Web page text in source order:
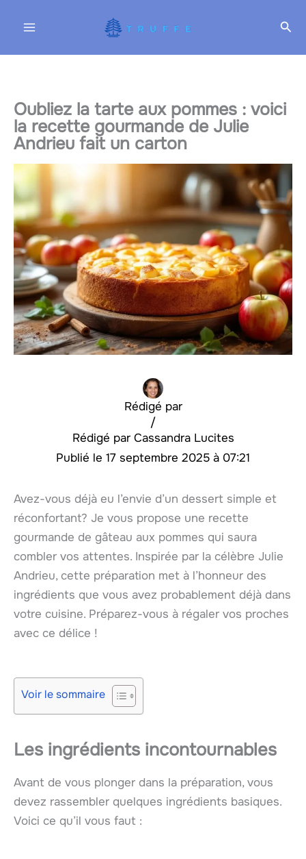
Oubliez la tarte aux pommes : voici
la recette gourmande de Julie
Andrieu fait un carton
Rédigé par
Cassandra Lucites
/
17 septembre 2025 à 07:21
Avez-vous déjà eu l’envie d’un dessert simple et
réconfortant? Je vous propose une recette
gourmande de gâteau aux pommes qui saura
combler vos attentes. Inspirée par la célèbre Julie
Andrieu, cette préparation met à l’honneur des
ingrédients que vous avez probablement déjà dans
votre cuisine. Préparez-vous à régaler vos proches
avec ce délice !
Voir le sommaire
Les ingrédients incontournables
Avant de vous plonger dans la préparation, vous
devez rassembler quelques ingrédients basiques.
Voici ce qu’il vous faut :